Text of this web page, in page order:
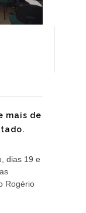
mais de
dias 19 e
Rogério